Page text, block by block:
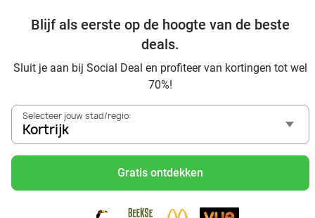
Blijf als eerste op de hoogte van de beste
deals.
Sluit je aan bij Social Deal en profiteer van kortingen tot wel
70%!
Selecteer jouw stad/regio:
Kortrijk
Gratis ontdekken
Trampolinespringen bij Arenal Roeselare: ontdek een waar
beste dierentuin van Europa
Ontdek de beste restaurants in Kortrijk via Social Deal
Voordelig sushi scoren? Ontdek de beste sushi restaurants
in Kortrijk en omgeving
Schoonheidsspecialisten in Kortrijk: voordelige
beautydeals
Schoonheidssalons in Kortrijk: voordelige beauty-
arrangementen
Met korting zwemmen bij zwembaden in regio Kortrijk